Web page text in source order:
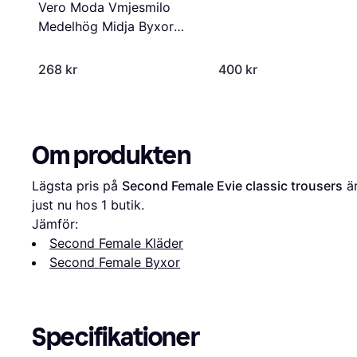
Vero Moda Vmjesmilo
Medelhög Midja Byxor
268 kr
400 kr
Om produkten
Lägsta pris på Second Female Evie classic trousers
just nu hos 1 butik.
Jämför:
Second Female Kläder
Second Female Byxor
Specifikationer